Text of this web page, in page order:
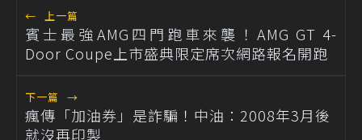
← 上一篇
賓士最強AMG四門跑車來襲！AMG GT 4-
Door Coupe上市盛典限定席次網路報名開跑
下一篇 →
瘋傳「加油券」是詐騙！中油：2008年3月後
就沒再印製